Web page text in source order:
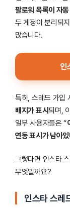
팔로워 목록이 자
두 계정이 분리되
많습니다.
인
특히, 스레드 가입
배지가 표시 되며,
일부 사용자들은 “
연동 표시가 남아
그렇다면 인스타
무엇일까요?
인스타 스레